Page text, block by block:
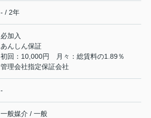
- / 2年
必加入
あんしん保証
初回：10,000円 月々：総賃料の1.89％
管理会社指定保証会社
-
一般媒介 / 一般